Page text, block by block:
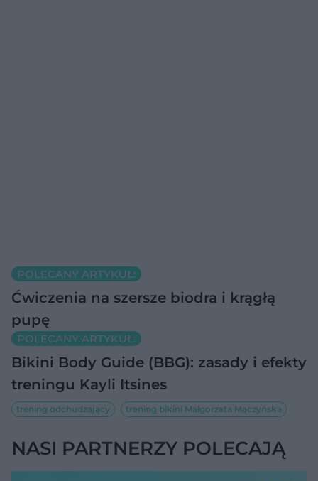
POLECANY ARTYKUŁ:
Ćwiczenia na szersze biodra i krągłą
pupę
POLECANY ARTYKUŁ:
Bikini Body Guide (BBG): zasady i efekty
treningu Kayli Itsines
trening odchudzający trening bikini Małgorzata Mączyńska
NASI PARTNERZY POLECAJĄ